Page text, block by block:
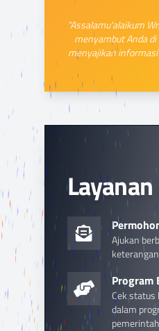
"Assalamu'alaikum
menyambut Anda
menyajikan
Ajukan
Program
Cek status
dalam